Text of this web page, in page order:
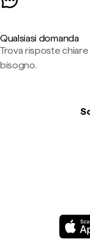
Qualsiasi domanda
Trova risposte
bisogno.